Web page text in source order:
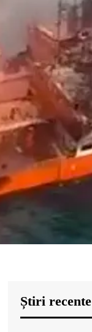
Știri recente